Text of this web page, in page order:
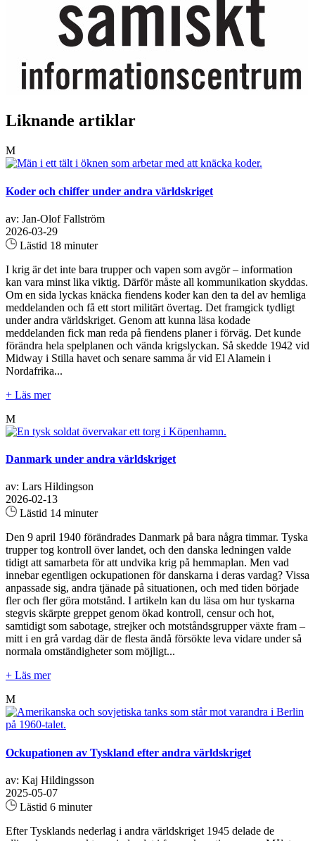
Liknande artiklar
M
Koder och chiffer under andra världskriget
av: Jan-Olof Fallström
2026-03-29
Lästid 18 minuter
I krig är det inte bara trupper och vapen som avgör – information
kan vara minst lika viktig. Därför måste all kommunikation skyddas.
Om en sida lyckas knäcka fiendens koder kan den ta del av hemliga
meddelanden och få ett stort militärt övertag. Det framgick tydligt
under andra världskriget. Genom att kunna läsa kodade
meddelanden fick man reda på fiendens planer i förväg. Det kunde
förändra hela spelplanen och vända krigslyckan. Så skedde 1942 vid
Midway i Stilla havet och senare samma år vid El Alamein i
Nordafrika...
+ Läs mer
M
Danmark under andra världskriget
av: Lars Hildingson
2026-02-13
Lästid 14 minuter
Den 9 april 1940 förändrades Danmark på bara några timmar. Tyska
trupper tog kontroll över landet, och den danska ledningen valde
tidigt att samarbeta för att undvika krig på hemmaplan. Men vad
innebar egentligen ockupationen för danskarna i deras vardag? Vissa
anpassade sig, andra tjänade på situationen, och med tiden började
fler och fler göra motstånd. I artikeln kan du läsa om hur tyskarna
stegvis skärpte greppet genom ökad kontroll, censur och hot,
samtidigt som sabotage, strejker och motståndsgrupper växte fram –
mitt i en grå vardag där de flesta ändå försökte leva vidare under så
normala omständigheter som möjligt...
+ Läs mer
M
Ockupationen av Tyskland efter andra världskriget
av: Kaj Hildingsson
2025-05-07
Lästid 6 minuter
Efter Tysklands nederlag i andra världskriget 1945 delade de